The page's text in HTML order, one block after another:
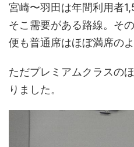
宮崎〜羽田は年間利用者
そこ需要がある路線。そ
便も普通席はほぼ満席のよ
ただプレミアムクラスの
りました。